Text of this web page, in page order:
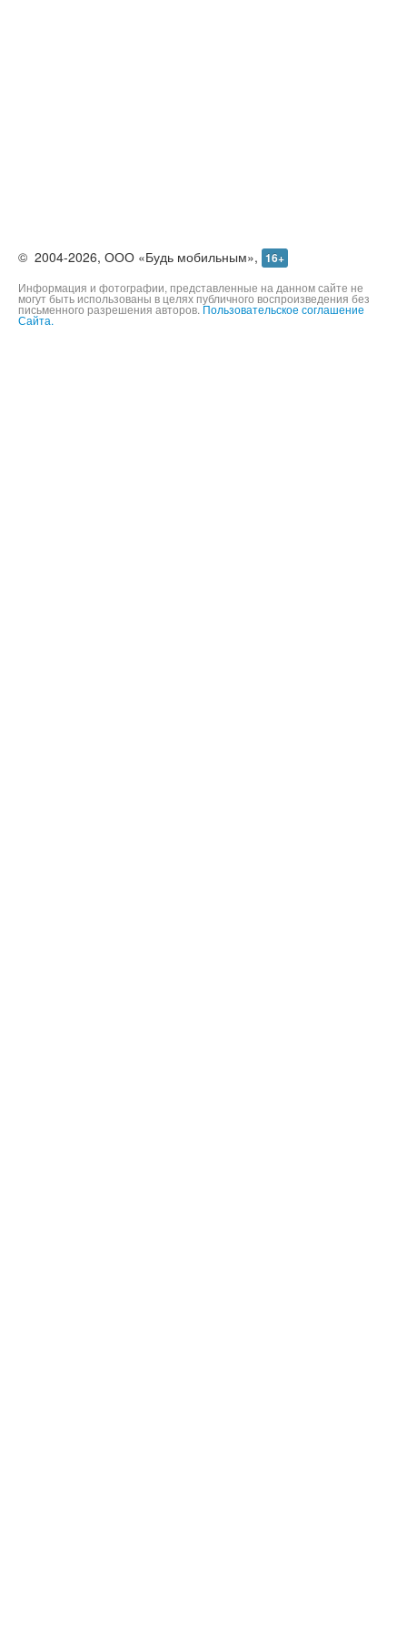
© 2004-2026, ООО «Будь мобильным», 16+
Информация и фотографии, представленные на данном сайте не
могут быть использованы в целях публичного воспроизведения без
письменного разрешения авторов. Пользовательское соглашение
Сайта.